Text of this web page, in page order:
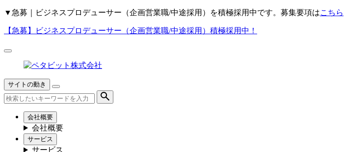
▼ 急募｜ビジネスプロデューサー（企画営業職/中途採用）を積極採用中です。募集要項はこちら
【急募】 ビジネスプロデューサー（企画営業職/中途採用）積極採用中！
サイトの動き
会社概要
会社概要
サービス
サービス